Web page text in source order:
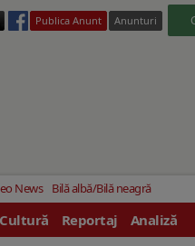
Publica Anunt Anunturi
News Bilă albă/Bilă neagră
Cultură Reportaj Analiză